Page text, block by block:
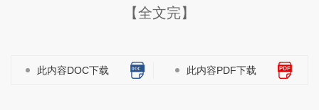
【全文完】
此内容DOC下载 此内容PDF下载